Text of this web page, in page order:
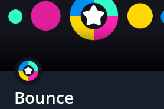
Bounce